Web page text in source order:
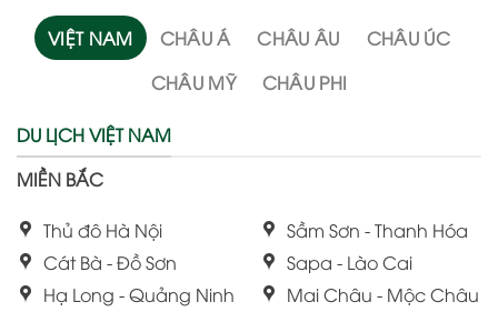
VIỆT NAM CHÂU Á CHÂU ÂU
CHÂU ÚC
CHÂU MỸ
CHÂU PHI
DU LỊCH VIỆT NAM
MIỀN BẮC
Thủ đô Hà Nội
Cát Bà - Đồ Sơn
Hạ Long - Quảng Ninh
Sầm Sơn - Thanh Hóa
Sapa - Lào Cai
Mai Châu - Mộc Châu